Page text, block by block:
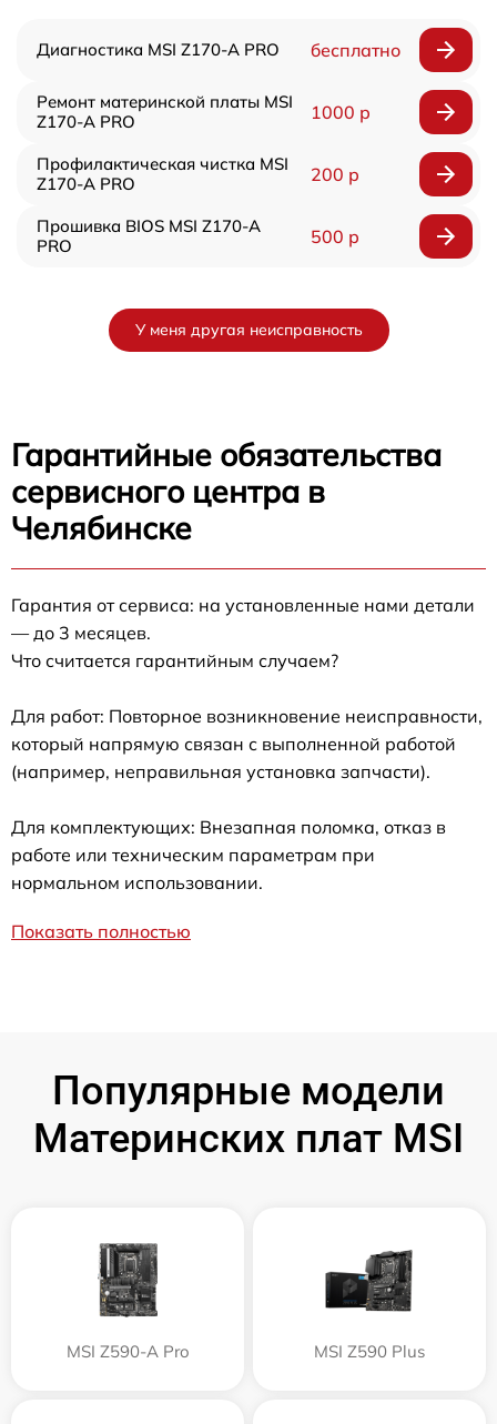
Диагностика MSI Z170-A PRO бесплатно
Ремонт материнской платы MSI
Z170-A PRO
1000 р
Профилактическая чистка MSI
Z170-A PRO
200 р
Прошивка BIOS MSI Z170-A
PRO
500 р
У меня другая неисправность
Гарантийные обязательства
сервисного центра в
Челябинске
Гарантия от сервиса: на установленные нами детали
— до 3 месяцев.
Что считается гарантийным случаем?
Для работ: Повторное возникновение неисправности,
который напрямую связан с выполненной работой
(например, неправильная установка запчасти).
Для комплектующих: Внезапная поломка, отказ в
работе или техническим параметрам при
нормальном использовании.
Показать полностью
Популярные модели
Материнских плат MSI
MSI Z590-A Pro MSI Z590 Plus